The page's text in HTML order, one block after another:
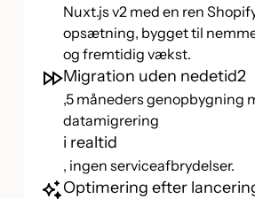
Nuxt.js v2 med en ren
opsætning, bygget til
og fremtidig vækst.
Migration uden nedetid2
,5 måneders genopbygning
datamigrering
i realtid
, ingen serviceafbrydelser.
Optimering efter